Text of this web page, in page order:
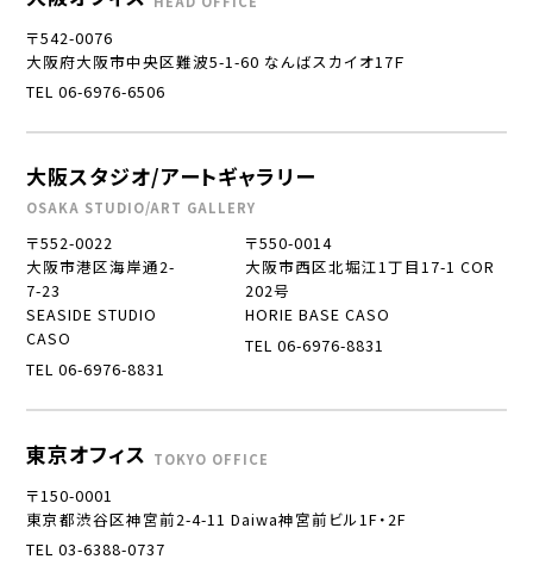
〒542-0076
大阪府大阪市中央区難波5-1-60 なんばスカイオ17Ｆ
TEL 06-6976-6506
大阪スタジオ/アートギャラリー
OSAKA STUDIO/ART GALLERY
〒552-0022
大阪市港区海岸通2-
7-23
SEASIDE STUDIO
CASO
TEL 06-6976-8831
〒550-0014
大阪市西区北堀江1丁目17-1 COR
202号
HORIE BASE CASO
TEL 06-6976-8831
東京オフィス TOKYO OFFICE
〒150-0001
東京都渋谷区神宮前2-4-11 Daiwa神宮前ビル1F・2F
TEL 03-6388-0737